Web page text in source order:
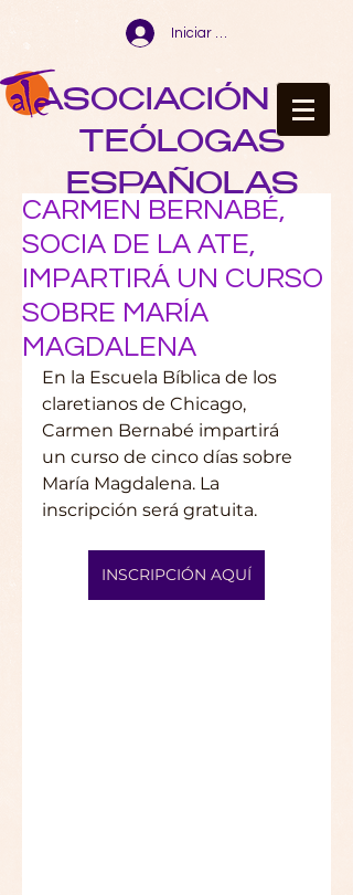
Iniciar sesión
ASOCIACIÓN DE
TEÓLOGAS
ESPAÑOLAS
CARMEN BERNABÉ,
SOCIA DE LA ATE,
IMPARTIRÁ UN CURSO
SOBRE MARÍA
MAGDALENA
En la Escuela Bíblica de los
claretianos de Chicago,
Carmen Bernabé impartirá
un curso de cinco días sobre
María Magdalena. La
inscripción será gratuita.
INSCRIPCIÓN AQUÍ